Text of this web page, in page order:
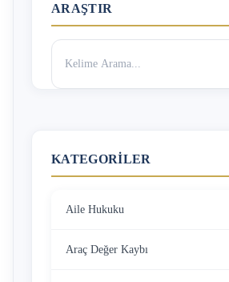
ARAŞTIR
Arama:
KATEGORILER
Aile Hukuku
Araç Değer Kaybı